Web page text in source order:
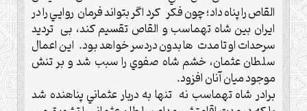
القاص را پناه داد؛‌ چون فکر کرد اگر بتواند فرمان روايي را در
ايران بين شاه تهماسب و القاص تقسيم کند، بی ترديد
سرحدات او تا مدت ها بدون دردسر خواهد بود.‌ اين اعمال
سلطان عثمان، خشم شاه صفوي را سبب شد و بر تنش
موجود ميان آنان افزود.‌
برادر شاه تهماسب نه تنها به دربار عثماني پناهنده شد